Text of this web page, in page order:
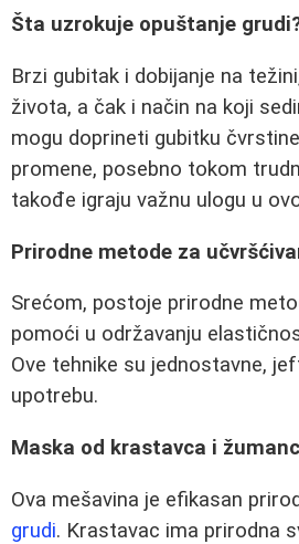
Šta uzrokuje opuštanje
Brzi gubitak i dobijanje na
života, a čak i način na koji
mogu doprineti gubitku
promene, posebno tokom
takođe igraju važnu ulogu u
Prirodne metode za
Srećom, postoje prirodne
pomoći u održavanju
Ove tehnike su jednostavne,
upotrebu.
Maska od krastavca i
Ova mešavina je efikasan
grudi. Krastavac ima prirodna